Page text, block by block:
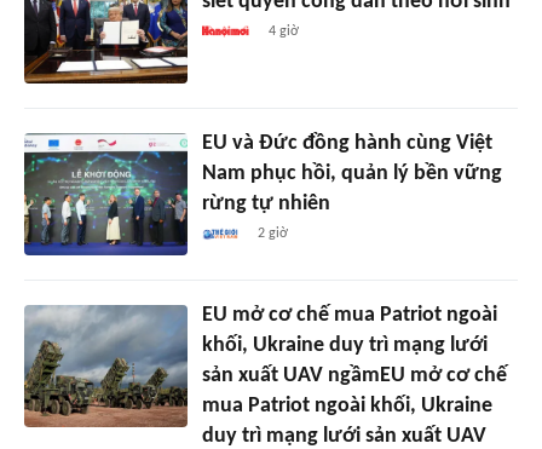
4 giờ
EU và Đức đồng hành cùng Việt
Nam phục hồi, quản lý bền vững
rừng tự nhiên
2 giờ
EU mở cơ chế mua Patriot ngoài
khối, Ukraine duy trì mạng lưới
sản xuất UAV ngầmEU mở cơ chế
mua Patriot ngoài khối, Ukraine
duy trì mạng lưới sản xuất UAV